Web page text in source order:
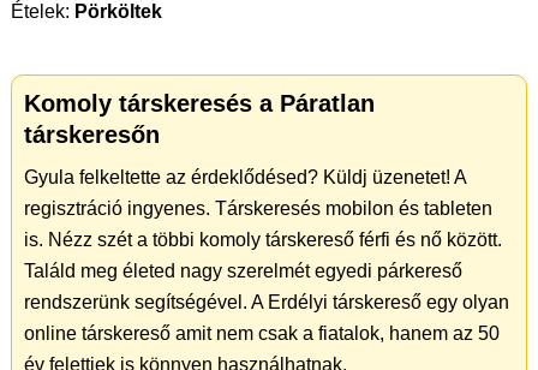
Ételek: Pörköltek
Komoly társkeresés a Páratlan
társkeresőn
Gyula felkeltette az érdeklődésed? Küldj üzenetet! A
regisztráció ingyenes. Társkeresés mobilon és tableten
is. Nézz szét a többi komoly társkereső férfi és nő között.
Találd meg életed nagy szerelmét egyedi párkereső
rendszerünk segítségével. A Erdélyi társkereső egy olyan
online társkereső amit nem csak a fiatalok, hanem az 50
év felettiek is könnyen használhatnak.